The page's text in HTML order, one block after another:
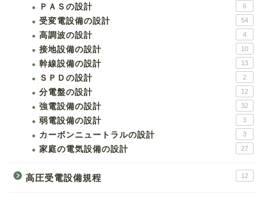
ＰＡＳの設計 6
受変電設備の設計 54
高調波の設計 4
接地設備の設計 10
幹線設備の設計 13
ＳＰＤの設計 2
分電盤の設計 12
強電設備の設計 32
弱電設備の設計 3
カーボンニュートラルの設計 3
家庭の電気設備の設計 27
高圧受電設備規程 12